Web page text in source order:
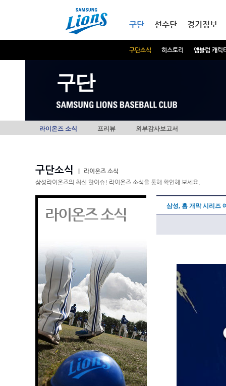
구단
구단소식 히스토리 엠블럼 캐릭
선수단 경기정보
구단
라이온즈 소식 프리뷰 외부감사보고서
구단소식
라이온즈 소식
삼성라이온즈의 최신 핫이슈! 라이온즈 소식을 통해 확인해 보세요.
라이온즈 소식 삼성, 홈 개막 시리즈